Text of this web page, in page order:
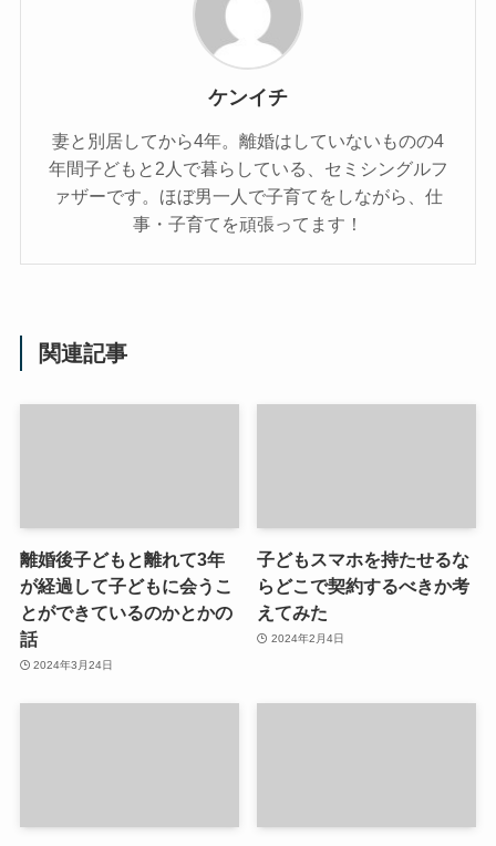
ケンイチ
妻と別居してから4年。離婚はしていないものの4
年間子どもと2人で暮らしている、セミシングルフ
ァザーです。ほぼ男一人で子育てをしながら、仕
事・子育てを頑張ってます！
関連記事
離婚後子どもと離れて3年
が経過して子どもに会うこ
とができているのかとかの
話
2024年3月24日
子どもスマホを持たせるな
らどこで契約するべきか考
えてみた
2024年2月4日